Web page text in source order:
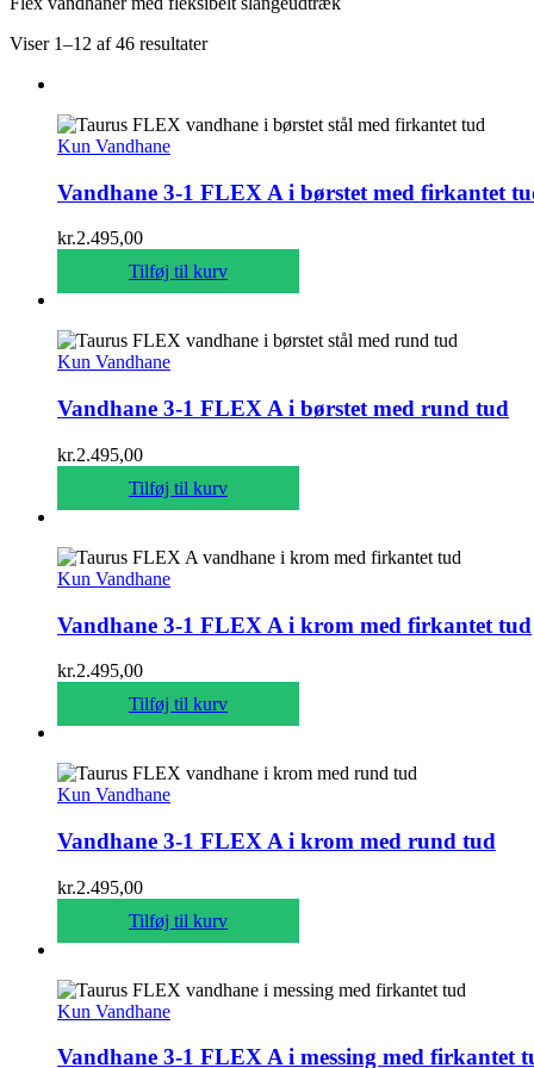
Viser 1–12 af 46 resultater
Kun Vandhane
Vandhane 3-1 FLEX A i børstet med firkantet
kr.2.495,00
Tilføj til kurv
Kun Vandhane
Vandhane 3-1 FLEX A i børstet med rund tud
kr.2.495,00
Tilføj til kurv
Kun Vandhane
Vandhane 3-1 FLEX A i krom med firkantet tud
kr.2.495,00
Tilføj til kurv
Kun Vandhane
Vandhane 3-1 FLEX A i krom med rund tud
kr.2.495,00
Tilføj til kurv
Kun Vandhane
Vandhane 3-1 FLEX A i messing med firkantet